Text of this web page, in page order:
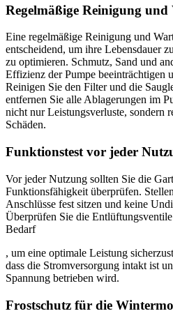
Regelmäßige Reinigung
Eine regelmäßige Reinigung und
entscheidend, um ihre Lebensdauer
zu optimieren. Schmutz, Sand und
Effizienz der Pumpe beeinträchtigen
Reinigen Sie den Filter und die
entfernen Sie alle Ablagerungen im
nicht nur Leistungsverluste, sondern
Schäden.
Funktionstest vor jeder
Vor jeder Nutzung sollten Sie die
Funktionsfähigkeit überprüfen.
Anschlüsse fest sitzen und keine
Überprüfen Sie die
Bedarf
, um eine optimale Leistung
dass die Stromversorgung intakt ist
Spannung betrieben wird.
Frostschutz für die